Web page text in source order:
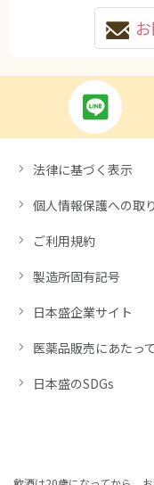
法律に基づく表示
個人情報保護への取
ご利用規約
製造所固有記号
日本盛企業サイト
医薬品販売にあたっ
日本盛のSDGs